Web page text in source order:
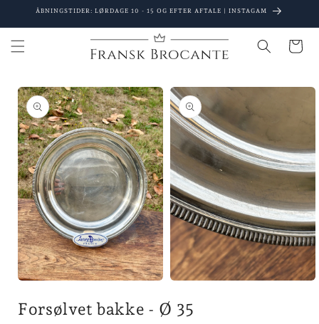
Gå til
ÅBNINGSTIDER: LØRDAGE 10 - 15 OG EFTER AFTALE | INSTAGAM
til
1
i
2
Forsølvet bakke - Ø 35